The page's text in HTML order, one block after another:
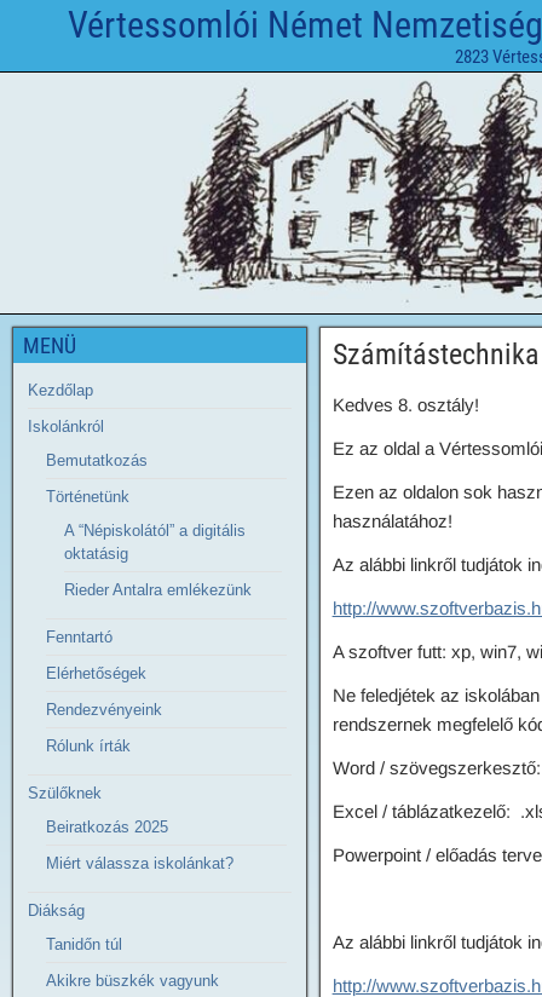
Vértessomlói Német
2823
Számítástechnika
Kedves 8. osztály!
Ez az oldal a
Ezen az oldalon sok
használatához!
Az alábbi linkről tudjátok
http://
A szoftver futt: xp, win7,
Ne feledjétek az
rendszernek megfelelő
Word /
Excel / táblázatkezelő:
Powerpoint / előadás
Az alábbi linkről tudjátok
http://
MENÜ
Kezdőlap
Iskolánkról
Bemutatkozás
Történetünk
A “Népiskolától” a digitális
oktatásig
Rieder Antalra emlékezünk
Fenntartó
Elérhetőségek
Rendezvényeink
Rólunk írták
Szülőknek
Beiratkozás 2025
Miért válassza iskolánkat?
Diákság
Tanidőn túl
Akikre büszkék vagyunk